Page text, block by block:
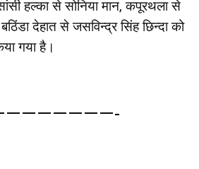
हल्का से सोनिया मान, कपूरथला से
देहात से जसविन्द्र सिंह छिन्दा को
गया है।